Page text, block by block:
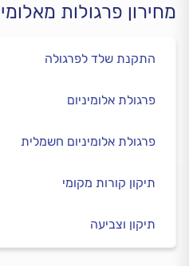
מחירון פרגולות
התקנת שלד לפרגולה
פרגולת אלומיניום
פרגולת אלומיניום חשמלית
תיקון קורות מקומי
תיקון וצביעה